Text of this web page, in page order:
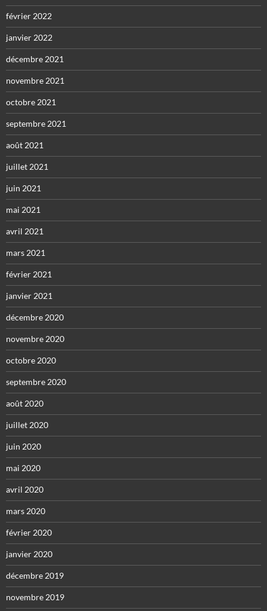
février 2022
janvier 2022
décembre 2021
novembre 2021
octobre 2021
septembre 2021
août 2021
juillet 2021
juin 2021
mai 2021
avril 2021
mars 2021
février 2021
janvier 2021
décembre 2020
novembre 2020
octobre 2020
septembre 2020
août 2020
juillet 2020
juin 2020
mai 2020
avril 2020
mars 2020
février 2020
janvier 2020
décembre 2019
novembre 2019